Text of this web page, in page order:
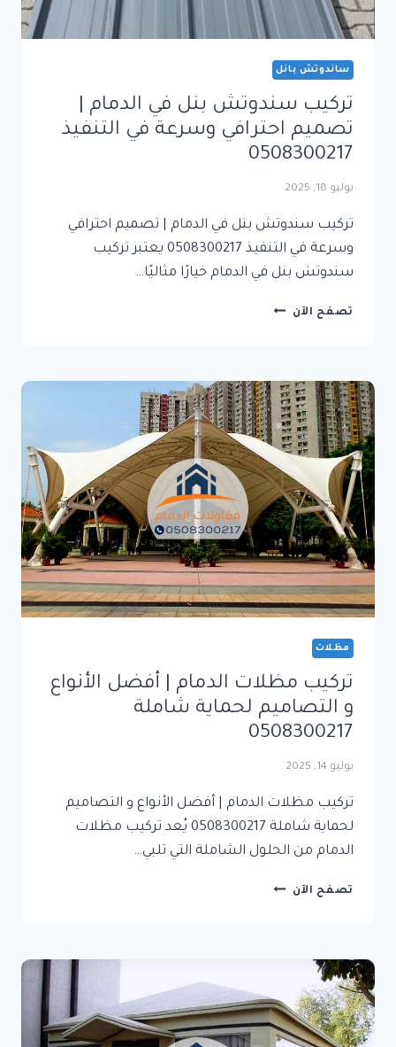
ساندوتش بانل
تركيب سندوتش بنل في الدمام |
تصميم احترافي وسرعة في التنفيذ
0508300217
يوليو 18, 2025
تركيب سندوتش بنل في الدمام | تصميم احترافي
وسرعة في التنفيذ 0508300217 يعتبر تركيب
سندوتش بنل في الدمام خيارًا مثاليًا…
تصفح الآن تركيب
الدمام
|
تصميم
احترافي
وسرعة
في
التنفيذ
0508300217
مظلات
تركيب مظلات الدمام | أفضل الأنواع
و التصاميم لحماية شاملة
0508300217
يوليو 14, 2025
تركيب مظلات الدمام | أفضل الأنواع و التصاميم
لحماية شاملة 0508300217 يُعد تركيب مظلات
الدمام من الحلول الشاملة التي تلبي…
تصفح الآن تركيب
التصاميم
لحماية